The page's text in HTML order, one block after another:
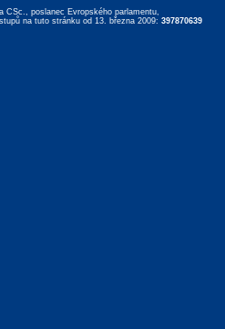
poslanec Evropského parlamentu,
na tuto stránku od 13. března 2009: 397870639